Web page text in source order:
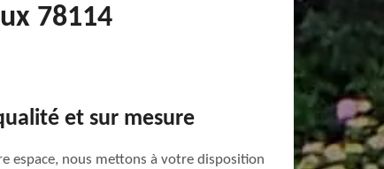
78114
et sur mesure
espace, nous mettons à votre disposition